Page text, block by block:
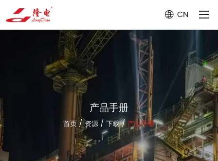
CN
产品手册
首页/资源 / 下载/产品手册